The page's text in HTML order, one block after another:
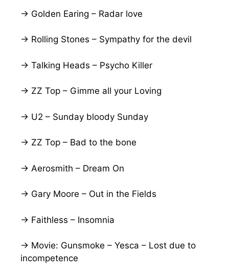
→ Golden Earing – Radar love
→ Rolling Stones – Sympathy for the devil
→ Talking Heads – Psycho Killer
→ ZZ Top – Gimme all your Loving
→ U2 – Sunday bloody Sunday
→ ZZ Top – Bad to the bone
→ Aerosmith – Dream On
→ Gary Moore – Out in the Fields
→ Faithless – Insomnia
→ Movie: Gunsmoke – Yesca – Lost due to
incompetence